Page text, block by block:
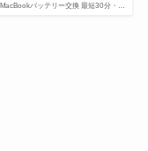
MacBookバッテリー交換 最短30分・…